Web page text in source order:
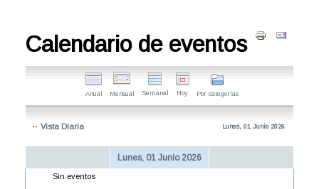
Calendario de eventos
Anual Mensual Semanal Hoy Por categorías
Vista Diaria Lunes, 01 Junio 2026
Lunes, 01 Junio 2026
Sin eventos